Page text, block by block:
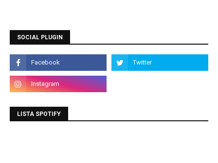
SOCIAL PLUGIN
LISTA SPOTIFY